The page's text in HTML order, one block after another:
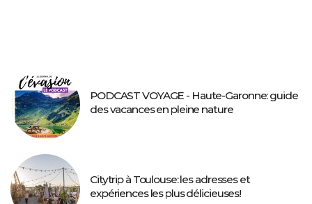
PODCAST VOYAGE - Haute-Garonne: guide
des vacances en pleine nature
Citytrip à Toulouse: les adresses et
expériences les plus délicieuses!